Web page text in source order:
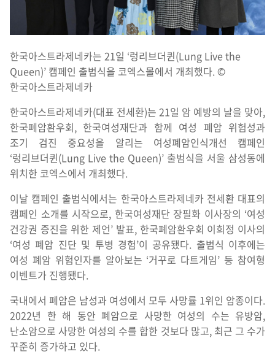
한국아스트라제네카는 21일 ‘렁리브더퀸(Lung Live the
Queen)’ 캠페인 출범식을 코엑스몰에서 개최했다. ©
한국아스트라제네카
한국아스트라제네카(대표 전세환)는 21일 암 예방의 날을 맞아,
한국폐암환우회, 한국여성재단과 함께 여성 폐암 위험성과
조기 검진 중요성을 알리는 여성폐암인식개선 캠페인
‘렁리브더퀸(Lung Live the Queen)’ 출범식을 서울 삼성동에
위치한 코엑스에서 개최했다.
이날 캠페인 출범식에서는 한국아스트라제네카 전세환 대표의
캠페인 소개를 시작으로, 한국여성재단 장필화 이사장의 ‘여성
건강권 증진을 위한 제언’ 발표, 한국폐암환우회 이희정 이사의
‘여성 폐암 진단 및 투병 경험’이 공유됐다. 출범식 이후에는
여성 폐암 위험인자를 알아보는 ‘거꾸로 다트게임’ 등 참여형
이벤트가 진행됐다.
국내에서 폐암은 남성과 여성에서 모두 사망률 1위인 암종이다.
2022년 한 해 동안 폐암으로 사망한 여성의 수는 유방암,
난소암으로 사망한 여성의 수를 합한 것보다 많고, 최근 그 수가
꾸준히 증가하고 있다.